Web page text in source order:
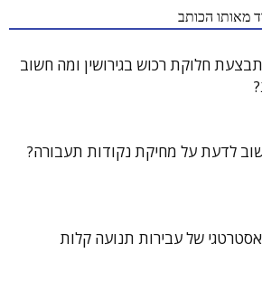
מאותו הכותב
חלוקת רכוש בגירושין ומה חשוב
לדעת על מחיקת נקודות תעבורה?
אסטרטגי של עבירות תנועה קלות